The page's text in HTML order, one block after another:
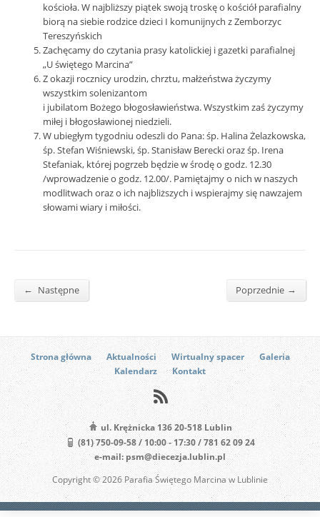
kościoła. W najbliższy piątek swoją troskę o kościół parafialny
biorą na siebie rodzice dzieci I komunijnych z Zemborzyc
Tereszyńskich
Zachęcamy do czytania prasy katolickiej i gazetki parafialnej
„U świętego Marcina”
Z okazji rocznicy urodzin, chrztu, małżeństwa życzymy
wszystkim solenizantom
i jubilatom Bożego błogosławieństwa. Wszystkim zaś życzymy
miłej i błogosławionej niedzieli.
W ubiegłym tygodniu odeszli do Pana: śp. Halina Żelazkowska,
śp. Stefan Wiśniewski, śp. Stanisław Berecki oraz śp. Irena
Stefaniak, której pogrzeb będzie w środę o godz. 12.30
/wprowadzenie o godz. 12.00/. Pamiętajmy o nich w naszych
modlitwach oraz o ich najbliższych i wspierajmy się nawzajem
słowami wiary i miłości.
← Następne Poprzednie →
Strona główna Aktualności Wirtualny spacer
Galeria
Kalendarz
Kontakt
ul. Krężnicka 136 20-518 Lublin
(81) 750-09-58 / 10:00 - 17:30 / 781 62 09 24
e-mail: psm@diecezja.lublin.pl
Copyright © 2026 Parafia Świętego Marcina w Lublinie